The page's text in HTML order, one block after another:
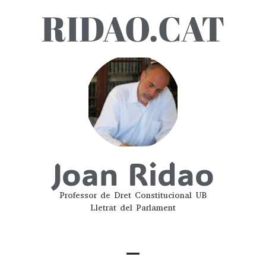
RIDAO.CAT
Joan Ridao
Professor de Dret Constitucional UB
Lletrat del Parlament